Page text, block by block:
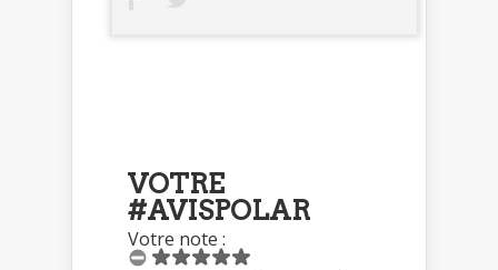
VOTRE
#AVISPOLAR
Votre note :